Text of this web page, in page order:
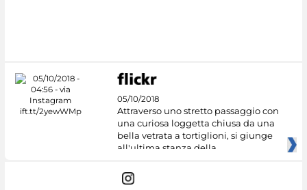
05/10/2018
Attraverso uno stretto passaggio con
una curiosa loggetta chiusa da una
bella vetrata a tortiglioni, si giunge
all'ultima stanza della